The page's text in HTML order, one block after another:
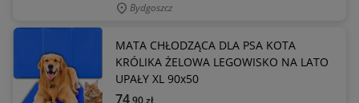
Bydgoszcz
MATA CHŁODZĄCA DLA PSA KOTA
KRÓLIKA ŻELOWA LEGOWISKO NA LATO
UPAŁY XL 90x50
74,90zł